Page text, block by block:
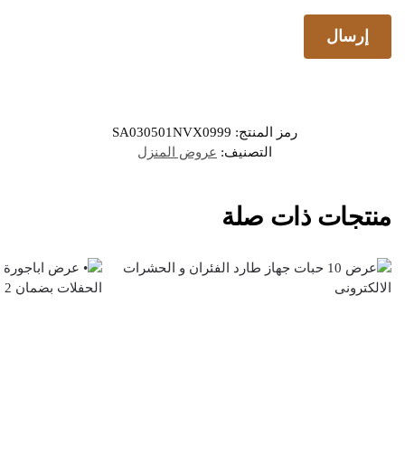
رمز المنتج: SA030501NVX0999
التصنيف: عروض المنزل
منتجات ذات صلة